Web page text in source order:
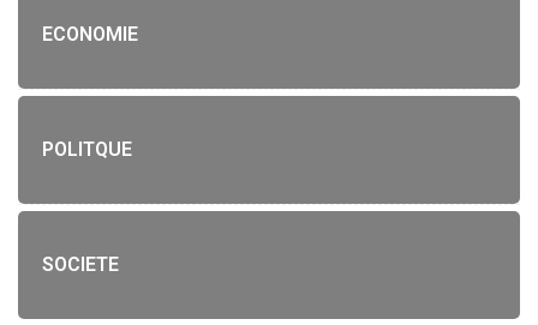
ECONOMIE
POLITQUE
SOCIETE